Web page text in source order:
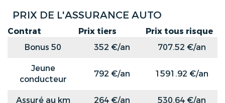
PRIX DE L'ASSURANCE AUTO
Contrat Prix tiers
Prix tous risque
Bonus 50
352 €/an
707.52 €/an
Jeune
conducteur
792 €/an 1591.92 €/an
Assuré au km 264 €/an 530.64 €/an